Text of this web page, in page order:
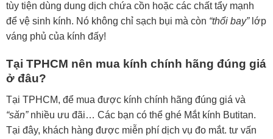
tùy tiện dùng dung dịch chứa cồn hoặc các chất tẩy mạnh
để vệ sinh kính. Nó không chỉ sạch bụi mà còn “thổi bay”lớp
váng phủ của kính đấy!
Tại TPHCM nên mua kính chính hãng đúng giá
ở đâu?
Tại TPHCM, để mua được kính chính hãng đúng giá và
“săn”nhiều ưu đãi… Các bạn có thể ghé Mắt kính Butitan.
Tại đây, khách hàng được miễn phí dịch vụ đo mắt. tư vấn